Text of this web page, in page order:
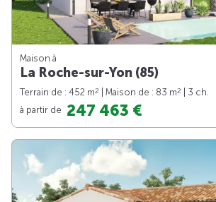
Maison à
La Roche-sur-Yon (85)
Terrain de : 452 m2 | Maison de : 83 m2
| 3 ch.
à partir de 247 463 €